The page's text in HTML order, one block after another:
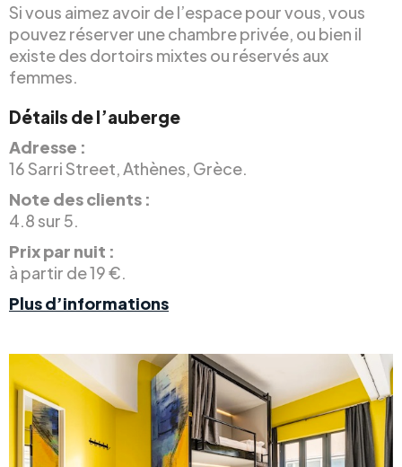
Si vous aimez avoir de l’espace pour vous, vous
pouvez réserver une chambre privée, ou bien il
existe des dortoirs mixtes ou réservés aux
femmes.
Détails de l’auberge
Adresse :
16 Sarri Street, Athènes, Grèce.
Note des clients :
4.8 sur 5.
Prix par nuit :
à partir de 19 €.
Plus d’informations